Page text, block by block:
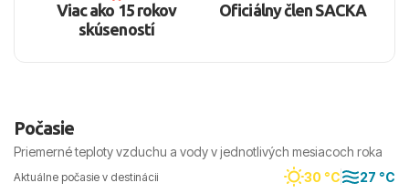
Viac ako 15 rokov
skúseností
Oficiálny člen SACKA
Počasie
Priemerné teploty vzduchu a vody v jednotlivých mesiacoch roka
Aktuálne počasie v destinácii 30 °C 27 °C